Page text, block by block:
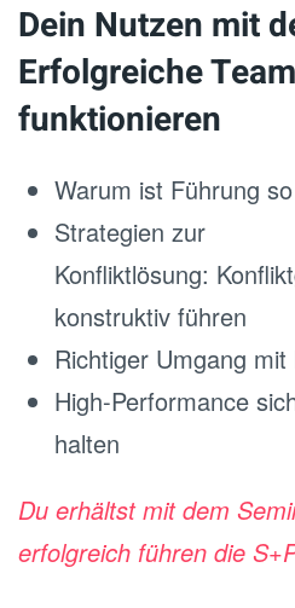
Dein Nutzen mit
Erfolgreiche
funktionieren
Warum ist Führung
Strategien zur
Konfliktlösung:
konstruktiv führen
Richtiger Umgang
High-Performance
halten
Du erhältst mit dem
erfolgreich führen die